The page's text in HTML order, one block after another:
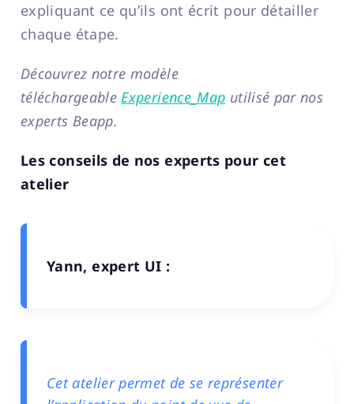
expliquant ce qu’ils ont écrit pour détailler
chaque étape.
Découvrez notre modèle
téléchargeableExperience_Map utilisé par nos
experts Beapp.
Les conseils de nos experts pour cet
atelier
Yann, expert UI :
Cet atelier permet de se représenter